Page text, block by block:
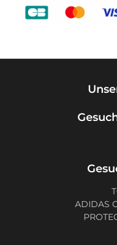
ADIDAS